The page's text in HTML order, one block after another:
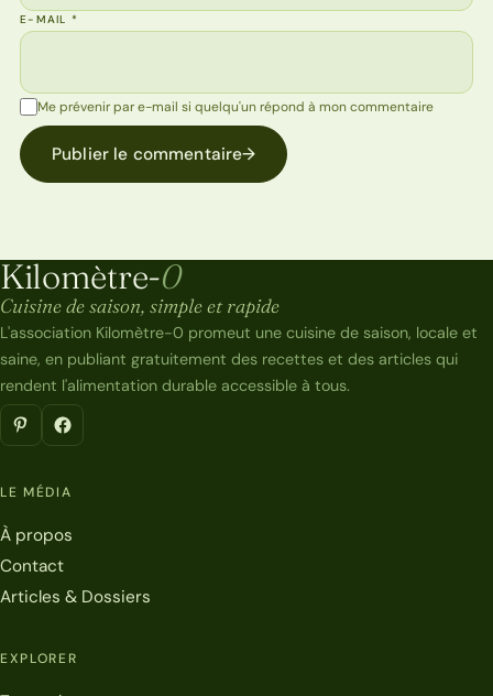
E-MAIL*
Me prévenir par e-mail si quelqu'un répond à mon commentaire
Publier le commentaire→
Kilomètre-0
Kilomètre-0
Cuisine de saison, simple et rapide
L'association Kilomètre-0 promeut une cuisine de saison, locale et
saine, en publiant gratuitement des recettes et des articles qui
rendent l'alimentation durable accessible à tous.
LE MÉDIA
À propos
Contact
Articles & Dossiers
EXPLORER